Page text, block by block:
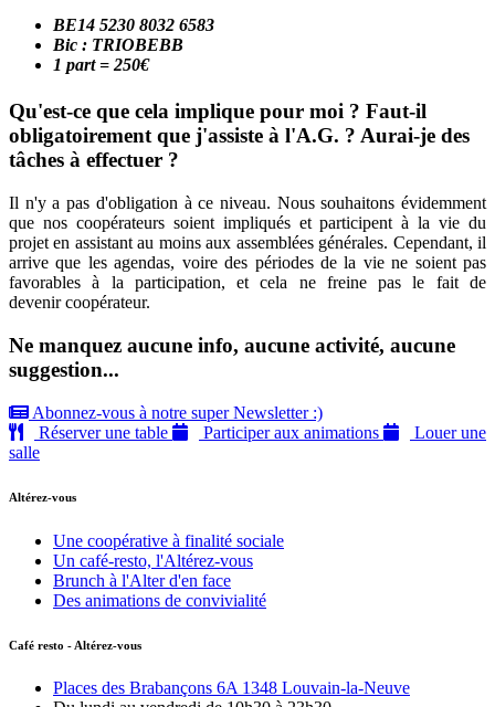
BE14 5230 8032 6583
Bic : TRIOBEBB
1 part = 250€
Qu'est-ce que cela implique pour moi ? Faut-il
obligatoirement que j'assiste à l'A.G. ? Aurai-je des
tâches à effectuer ?
Il n'y a pas d'obligation à ce niveau. Nous souhaitons évidemment
que nos coopérateurs soient impliqués et participent à la vie du
projet en assistant au moins aux assemblées générales. Cependant, il
arrive que les agendas, voire des périodes de la vie ne soient pas
favorables à la participation, et cela ne freine pas le fait de
devenir coopérateur.
Ne manquez aucune info, aucune activité, aucune
suggestion...
Abonnez-vous à notre super Newsletter :)
Réserver une table
Participer aux animations
Louer une
salle
Altérez-vous
Une coopérative à finalité sociale
Un café-resto, l'Altérez-vous
Brunch à l'Alter d'en face
Des animations de convivialité
Café resto - Altérez-vous
Places des Brabançons 6A 1348 Louvain-la-Neuve